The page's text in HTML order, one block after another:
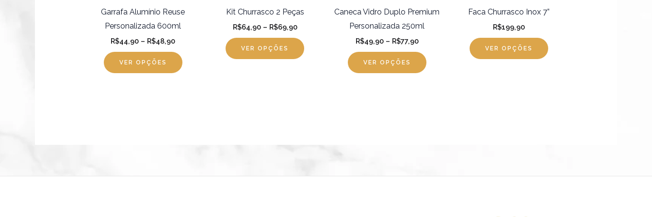
Garrafa Alumínio Reuse
Personalizada 600ml
R$44,90 – R$48,90
VER OPÇÕES
produto
Kit Churrasco 2 Peças
R$64,90 – R$69,90
VER OPÇÕES
escolhidas
do
Caneca Vidro Duplo Premium
Personalizada 250ml
R$49,90 – R$77,90
VER OPÇÕES
escolhidas
produto
Faca Churrasco Inox 7”
R$199,90
VER OPÇÕES